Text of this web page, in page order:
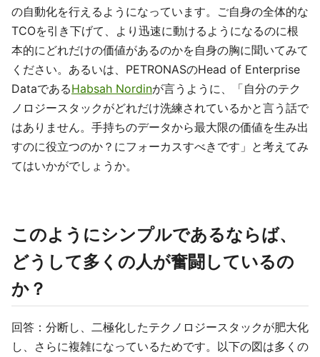
の自動化を行えるようになっています。ご自身の全体的な
TCOを引き下げて、より迅速に動けるようになるのに根
本的にどれだけの価値があるのかを自身の胸に聞いてみて
ください。あるいは、PETRONASのHead of Enterprise
DataであるHabsah Nordinが言うように、「自分のテク
ノロジースタックがどれだけ洗練されているかと言う話で
はありません。手持ちのデータから最大限の価値を生み出
すのに役立つのか？にフォーカスすべきです」と考えてみ
てはいかがでしょうか。
このようにシンプルであるならば、
どうして多くの人が奮闘しているの
か？
回答：分断し、二極化したテクノロジースタックが肥大化
し、さらに複雑になっているためです。以下の図は多くの